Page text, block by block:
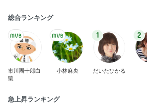
総合ランキング
市川團十郎白
猿
小林麻央
1
だいたひかる
2
急上昇ランキング